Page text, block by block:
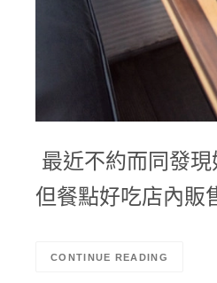
最近不約而同發
但餐點好吃店內販
CONTINUE READING